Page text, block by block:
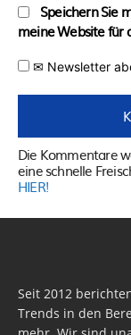
Speichern Sie
meine Website für
✉ Newsletter
Die Kommentare
eine schnelle
HIER!
Seit 2012
Trends in den